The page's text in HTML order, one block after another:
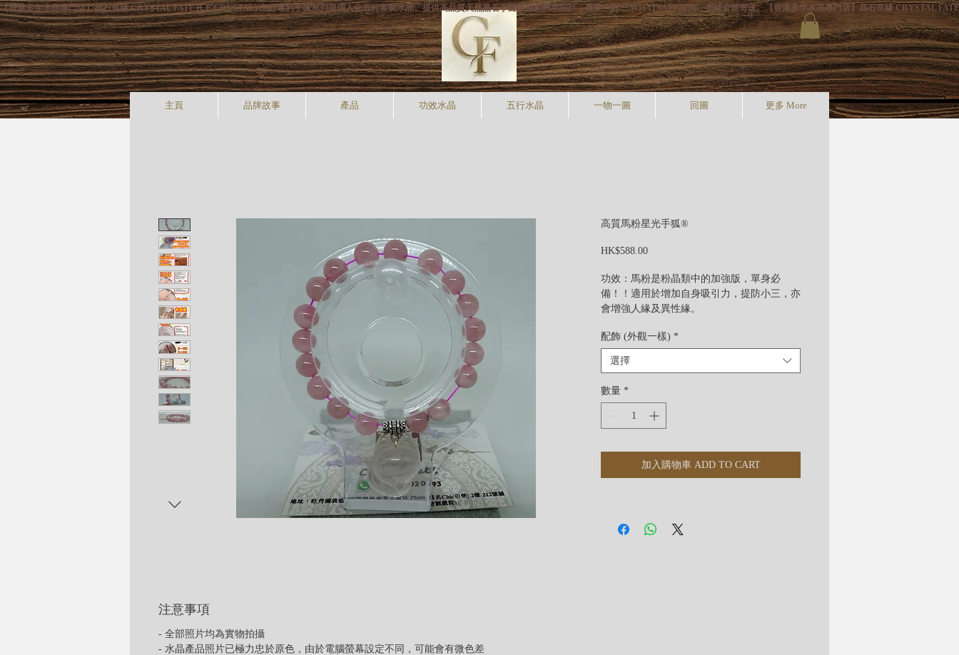
【香港多年水晶專門店】晶石良緣 CRYSTAL FATE (CF CRYSTAL) 主打專利手狐系列與個人化五行客製水晶。提供高品質天然晶石手鏈與原創飾品設計，專業一對一 WHATSAPP 諮詢，支持全球寄送。
主頁 品牌故事 產品 功效水晶 五行水晶 一物一圖 回圖 更多 More
高質馬粉星光手狐®
HK$588.00價
功效：馬粉是粉晶類中的加強版，單身必
備！！適用於增加自身吸引力，提防小三，亦
會增強人緣及異性緣。
配飾 (外觀一樣) *
選擇
數量 *
加入購物車 ADD TO CART
注意事項
- 全部照片均為實物拍攝
- 水晶產品照片已極力忠於原色，由於電腦螢幕設定不同，可能會有微色差